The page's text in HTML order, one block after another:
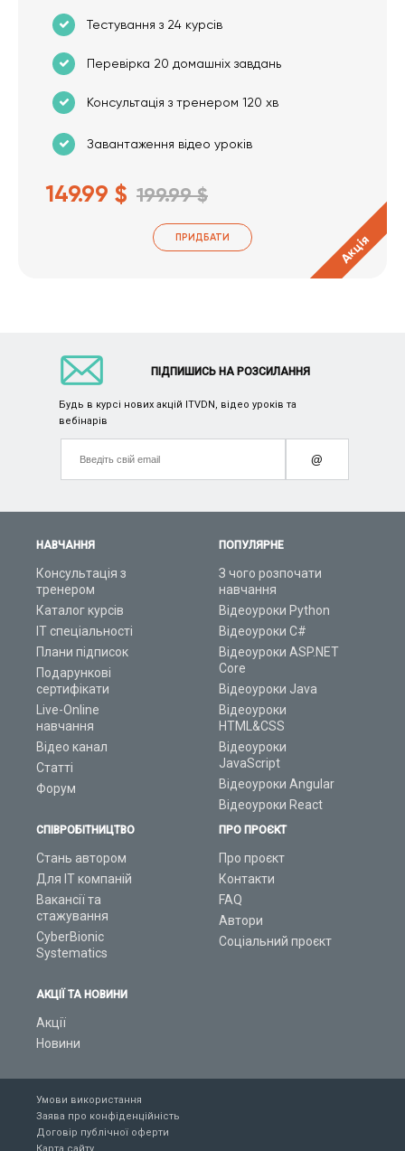
Тестування з 24 курсів
Перевірка 20 домашніх завдань
Консультація з тренером 120 хв
Завантаження відео уроків
149.99 $ 199.99 $
ПРИДБАТИ Акція
НАВЧАННЯ
Консультація з
тренером
Каталог курсів
ІТ спеціальності
Плани підписок
Подарункові
сертифікати
Live-Online
навчання
Відео канал
Статті
Форум
ПОПУЛЯРНЕ
З чого розпочати
навчання
Відеоуроки Python
Відеоуроки C#
Відеоуроки ASP.NET
Core
Відеоуроки Java
Відеоуроки
HTML&CSS
Відеоуроки
JavaScript
Відеоуроки Angular
Відеоуроки React
СПІВРОБІТНИЦТВО
Стань автором
Для ІТ компаній
Вакансії та
стажування
CyberBionic
Systematics
АКЦІЇ ТА НОВИНИ
Акції
Новини
ПРО ПРОЄКТ
Про проєкт
Контакти
FAQ
Автори
Соціальний проєкт
ПІДПИШИСЬ НА РОЗСИЛАННЯ
Будь в курсі нових акцій ITVDN, відео уроків та
вебінарів
@
Умови використання
Заява про конфіденційність
Договір публічної оферти